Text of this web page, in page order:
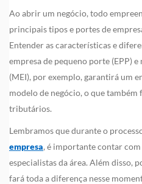
Ao abrir um negócio, todo
principais tipos e portes de
Entender as características e
empresa de pequeno porte (EPP)
(MEI), por exemplo, garantirá um
modelo de negócio, o que
tributários.
Lembramos que durante o
empresa, é importante contar
especialistas da área. Além disso,
fará toda a diferença nesse